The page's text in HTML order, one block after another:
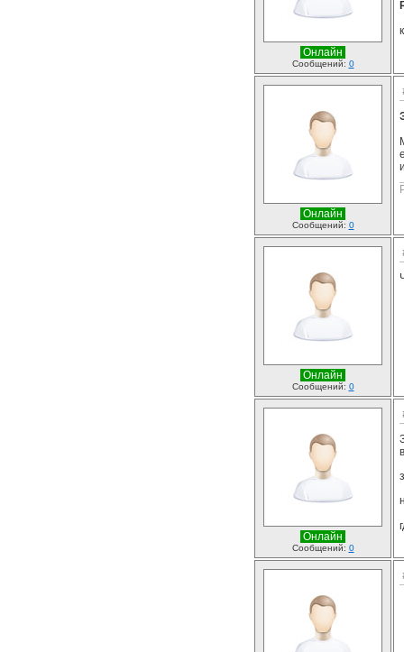
Онлайн
Сообщений: 0
Онлайн
Сообщений: 0
Онлайн
Сообщений: 0
Онлайн
Сообщений: 0